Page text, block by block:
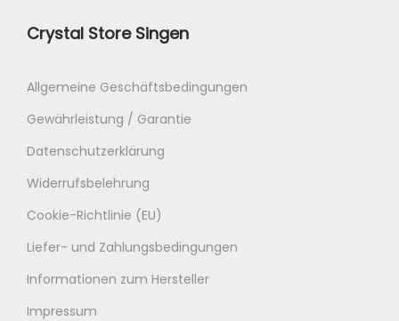
Crystal Store Singen
Allgemeine Geschäftsbedingungen
Gewährleistung / Garantie
Datenschutzerklärung
Widerrufsbelehrung
Cookie-Richtlinie (EU)
Liefer- und Zahlungsbedingungen
Informationen zum Hersteller
Impressum